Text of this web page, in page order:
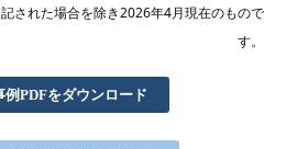
された場合を除き2026年4月現在のもので
す。
例PDFをダウンロード